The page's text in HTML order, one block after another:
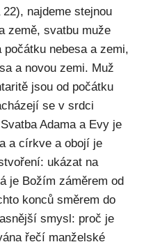
najdeme stejnou
země, svatbu muže
nebesa a zemi,
a novou zemi. Muž
jsou od počátku
se v srdci
Adama a Evy je
a církve a obojí je
ukázat na
je Božím záměrem od
konců směrem do
smysl: proč je
řečí manželské